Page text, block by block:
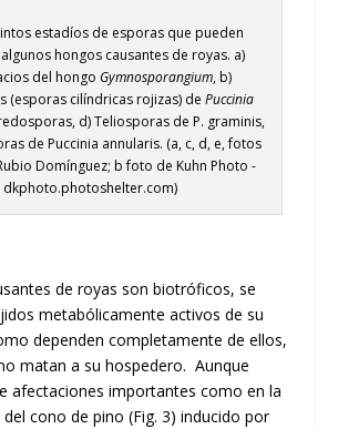
estadíos de esporas que pueden
hongos causantes de royas. a)
del hongo Gymnosporangium, b)
(esporas cilíndricas rojizas) de Puccinia
d) Teliosporas de P. graminis,
de Puccinia annularis. (a, c, d, e, fotos
Domínguez; b foto de Kuhn Photo -
dkphoto.photoshelter.com)
de royas son biotróficos, se
metabólicamente activos de su
dependen completamente de ellos,
matan a su hospedero. Aunque
afectaciones importantes como en la
cono de pino (Fig. 3) inducido por